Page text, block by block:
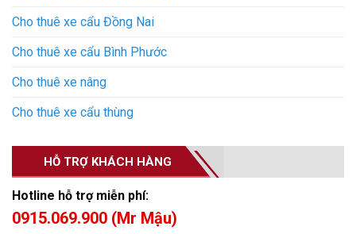
Cho thuê xe cẩu Đồng Nai
Cho thuê xe cẩu Bình Phước
Cho thuê xe nâng
Cho thuê xe cẩu thùng
HỖ TRỢ KHÁCH HÀNG
Hotline hỗ trợ miễn phí:
0915.069.900 (Mr Mậu)